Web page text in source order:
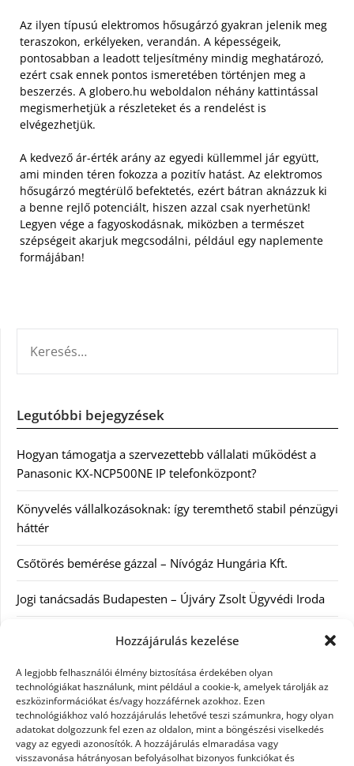
Hozzájárulás kezelése
A legjobb felhasználói élmény biztosítása érdekében olyan
technológiákat használunk, mint például a cookie-k, amelyek tárolják az
eszközinformációkat és/vagy hozzáférnek azokhoz. Ezen
technológiákhoz való hozzájárulás lehetővé teszi számunkra, hogy olyan
adatokat dolgozzunk fel ezen az oldalon, mint a böngészési viselkedés
vagy az egyedi azonosítók. A hozzájárulás elmaradása vagy
visszavonása hátrányosan befolyásolhat bizonyos funkciókat és
Az ilyen típusú elektromos hősugárzó gyakran jelenik meg
teraszokon, erkélyeken, verandán. A képességeik,
pontosabban a leadott teljesítmény mindig meghatározó,
ezért csak ennek pontos ismeretében történjen meg a
beszerzés. A globero.hu weboldalon néhány kattintással
megismerhetjük a részleteket és a rendelést is
elvégezhetjük.
A kedvező ár-érték arány az egyedi küllemmel jár együtt,
ami minden téren fokozza a pozitív hatást. Az elektromos
hősugárzó megtérülő befektetés, ezért bátran aknázzuk ki
a benne rejlő potenciált, hiszen azzal csak nyerhetünk!
Legyen vége a fagyoskodásnak, miközben a természet
szépségeit akarjuk megcsodálni, például egy naplemente
formájában!
Legutóbbi bejegyzések
Hogyan támogatja a szervezettebb vállalati működést a
Panasonic KX-NCP500NE IP telefonközpont?
Könyvelés vállalkozásoknak: így teremthető stabil pénzügyi
háttér
Csőtörés bemérése gázzal – Nívógáz Hungária Kft.
Jogi tanácsadás Budapesten – Újváry Zsolt Ügyvédi Iroda
Arckrémek – mit érdemes tudni az öregedés lassításáról és
Kategóriák
Egyéb kategória